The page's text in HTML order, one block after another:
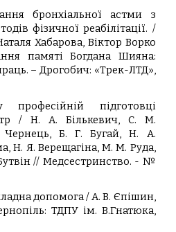
бронхіальної астми з
фізичної реабілітації. /
Хабарова, Віктор Ворко
памяті Богдана Шияна:
– Дрогобич: «Трек-ЛТД»,
професійній підготовці
/ Н. А. Бількевич, С. М.
Б. Г. Бугай, Н. А.
Н. Я. Верещагіна, М. М. Руда,
// Медсестринство. - №
допомога / А. В. Єпішин,
ТДПУ ім. В.Гнатюка,